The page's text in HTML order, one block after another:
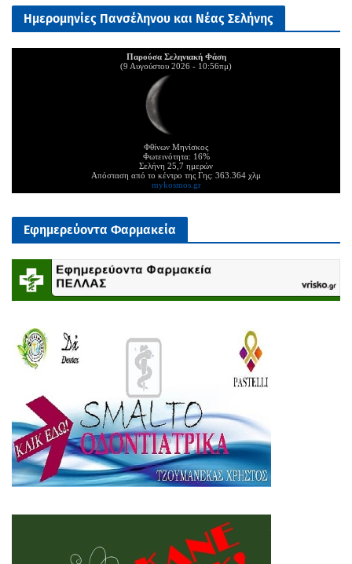
Ημερομηνίες Πανσέληνου και Νέας Σελήνης
Παρούσα Σεληνιακή Φάση
(9 Αυγούστου 2026 - 10:56πμ)
Φθίνων Μηνίσκος
Φωτεινότητα: 16%
Σελήνη 25,7 ημερών
Απόσταση από το κέντρο της Γης: 363.364 χλμ
mykosmos.gr
Εφημερεύοντα Φαρμακεία